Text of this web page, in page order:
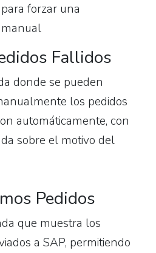
forzar una
Fallidos
donde se pueden
los pedidos
automáticamente, con
sobre el motivo del
Pedidos
que muestra los
a SAP, permitiendo